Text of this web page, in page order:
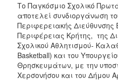
Το Παγκόσμιο Σχολικό
αποτελεί συνδιοργάνωση
Περιφερειακής Διεύθυνσης
Περιφέρειας Κρήτης, της
Σχολικού Αθλητισμού-
Basketball) και του
Θρησκευμάτων, με την
Χερσονήσου και του Δήμου